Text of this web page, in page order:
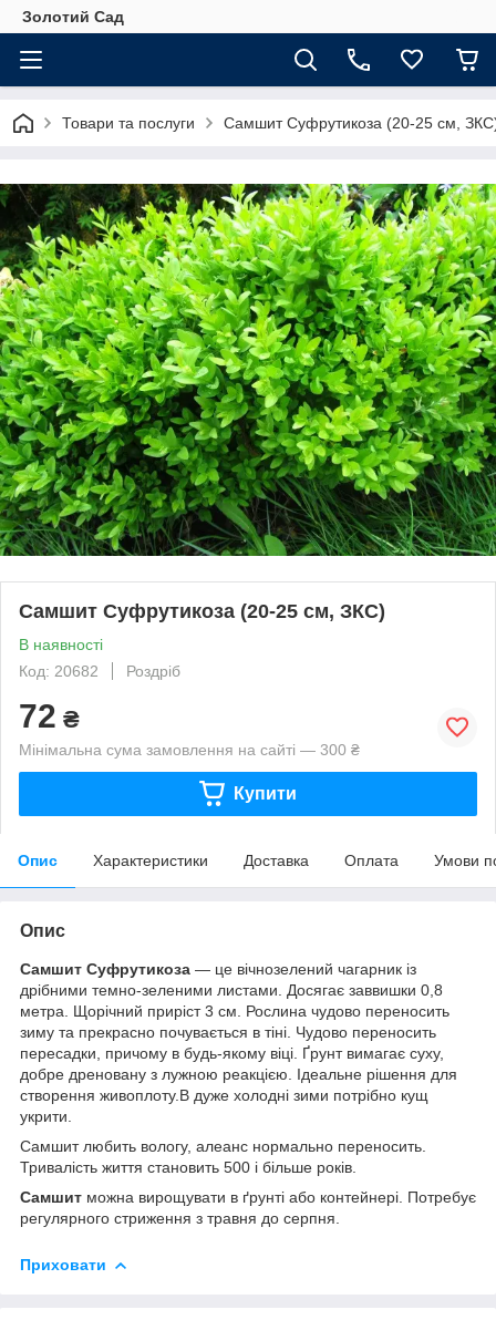
Золотий Сад
Товари та послуги Самшит Суфрутикоза (20-25 см,
Самшит Суфрутикоза (20-25 см, ЗКС)
В наявності
Код: 20682
Роздріб
72 ₴
Мінімальна сума замовлення на сайті — 300 ₴
Купити
Опис Характеристики Доставка Оплата Умови
Опис
Самшит Суфрутикоза — це вічнозелений чагарник із
дрібними темно-зеленими листами. Досягає заввишки 0,8
метра. Щорічний приріст 3 см. Рослина чудово переносить
зиму та прекрасно почувається в тіні. Чудово переносить
пересадки, причому в будь-якому віці. Ґрунт вимагає суху,
добре дреновану з лужною реакцією. Ідеальне рішення для
створення живоплоту.В дуже холодні зими потрібно кущ
укрити.
Самшит любить вологу, алеанс нормально переносить.
Тривалість життя становить 500 і більше років.
Самшит можна вирощувати в ґрунті або контейнері. Потребує
регулярного стриження з травня до серпня.
Приховати